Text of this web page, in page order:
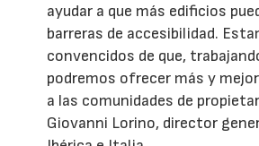
ayudar a que más edificios
barreras de accesibilidad.
convencidos de que,
podremos ofrecer más y
a las comunidades de
Giovanni Lorino, director